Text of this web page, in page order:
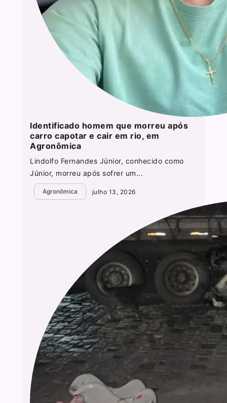
Identificado homem que morreu após
carro capotar e cair em rio, em
Agronômica
Lindolfo Fernandes Júnior, conhecido como
Júnior, morreu após sofrer um...
Agronômica julho 13, 2026